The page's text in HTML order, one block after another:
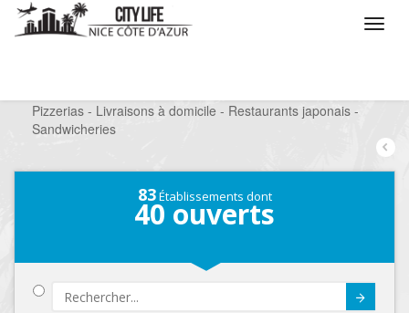
Pizzerias - Livraisons à domicile - Restaurants japonais -
Sandwicheries
83Établissements dont
40 ouverts